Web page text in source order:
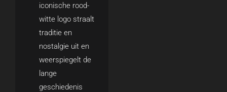
iconische rood-
witte logo straalt
traditie en
nostalgie uit en
weerspiegelt de
lange
geschiedenis